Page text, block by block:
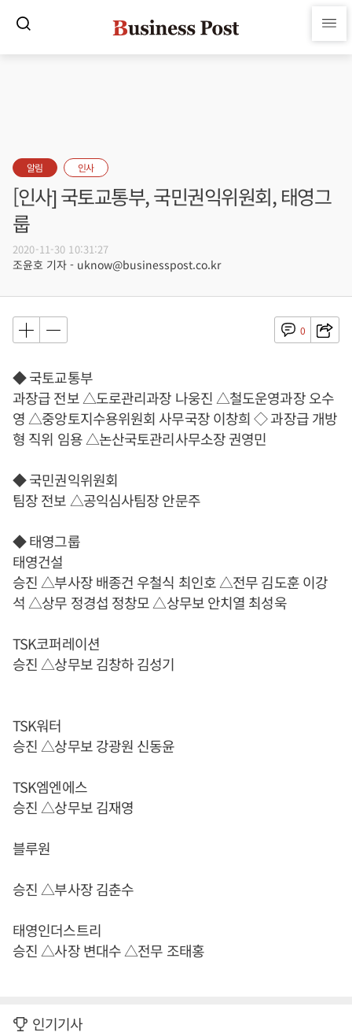
알림 인사
[인사] 국토교통부, 국민권익위원회, 태영그
룹
2020-11-30 10:31:27
조윤호 기자 - uknow@businesspost.co.kr
0
◆ 국토교통부
과장급 전보 △도로관리과장 나웅진 △철도운영과장 오수
영 △중앙토지수용위원회 사무국장 이창희 ◇ 과장급 개방
형 직위 임용 △논산국토관리사무소장 권영민
◆ 국민권익위원회
팀장 전보 △공익심사팀장 안문주
◆ 태영그룹
태영건설
승진 △부사장 배종건 우철식 최인호 △전무 김도훈 이강
석 △상무 정경섭 정창모 △상무보 안치열 최성욱
TSK코퍼레이션
승진 △상무보 김창하 김성기
TSK워터
승진 △상무보 강광원 신동윤
TSK엠엔에스
승진 △상무보 김재영
블루원
승진 △부사장 김춘수
태영인더스트리
승진 △사장 변대수 △전무 조태홍
인기기사